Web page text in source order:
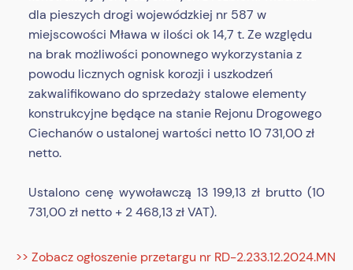
dla pieszych drogi wojewódzkiej nr 587 w
miejscowości Mława w ilości ok 14,7 t. Ze względu
na brak możliwości ponownego wykorzystania z
powodu licznych ognisk korozji i uszkodzeń
zakwalifikowano do sprzedaży stalowe elementy
konstrukcyjne będące na stanie Rejonu Drogowego
Ciechanów o ustalonej wartości netto 10 731,00 zł
netto.
Ustalono cenę wywoławczą 13 199,13 zł brutto (10
731,00 zł netto + 2 468,13 zł VAT).
>> Zobacz ogłoszenie przetargu nr RD-2.233.12.2024.MN